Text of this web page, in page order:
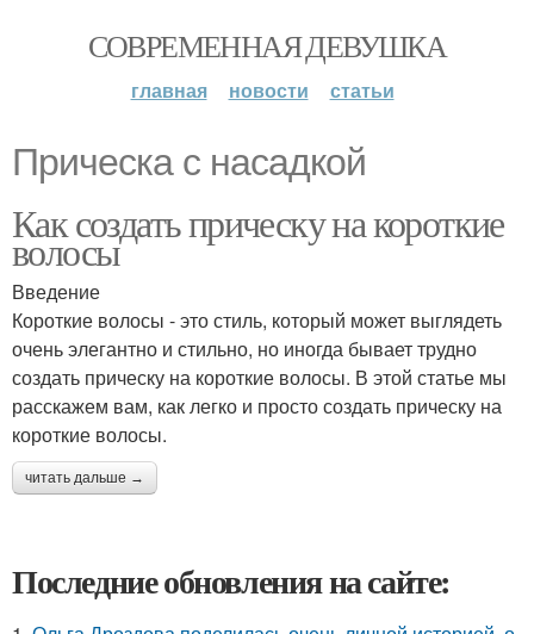
СОВРЕМЕННАЯ ДЕВУШКА
главная новости статьи
Прическа с насадкой
Как создать прическу на короткие
волосы
Введение
Короткие волосы - это стиль, который может выглядеть
очень элегантно и стильно, но иногда бывает трудно
создать прическу на короткие волосы. В этой статье мы
расскажем вам, как легко и просто создать прическу на
короткие волосы.
читать дальше →
Последние обновления на сайте: